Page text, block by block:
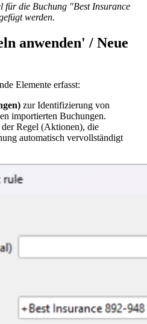
für die Buchung "Best Insurance
werden.
anwenden' / Neue
Elemente erfasst:
zur Identifizierung von
importierten Buchungen.
Regel (Aktionen), die
automatisch vervollständigt